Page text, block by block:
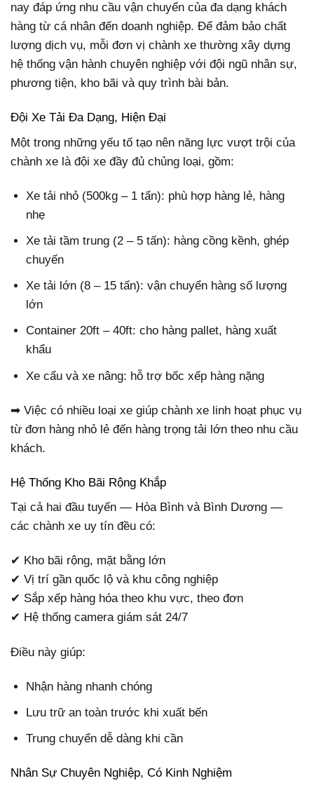
nay đáp ứng nhu cầu vận chuyển của đa dạng khách
hàng từ cá nhân đến doanh nghiệp. Để đảm bảo chất
lượng dịch vụ, mỗi đơn vị chành xe thường xây dựng
hệ thống vận hành chuyên nghiệp với đội ngũ nhân sự,
phương tiện, kho bãi và quy trình bài bản.
Đội Xe Tải Đa Dạng, Hiện Đại
Một trong những yếu tố tạo nên năng lực vượt trội của
chành xe là đội xe đầy đủ chủng loại, gồm:
Xe tải nhỏ (500kg – 1 tấn): phù hợp hàng lẻ, hàng
nhẹ
Xe tải tầm trung (2 – 5 tấn): hàng cồng kềnh, ghép
chuyến
Xe tải lớn (8 – 15 tấn): vận chuyển hàng số lượng
lớn
Container 20ft – 40ft: cho hàng pallet, hàng xuất
khẩu
Xe cẩu và xe nâng: hỗ trợ bốc xếp hàng nặng
➡ Việc có nhiều loại xe giúp chành xe linh hoạt phục vụ
từ đơn hàng nhỏ lẻ đến hàng trọng tải lớn theo nhu cầu
khách.
Hệ Thống Kho Bãi Rộng Khắp
Tại cả hai đầu tuyến — Hòa Bình và Bình Dương —
các chành xe uy tín đều có:
✔ Kho bãi rộng, mặt bằng lớn
✔ Vị trí gần quốc lộ và khu công nghiệp
✔ Sắp xếp hàng hóa theo khu vực, theo đơn
✔ Hệ thống camera giám sát 24/7
Điều này giúp:
Nhận hàng nhanh chóng
Lưu trữ an toàn trước khi xuất bến
Trung chuyển dễ dàng khi cần
Nhân Sự Chuyên Nghiệp, Có Kinh Nghiệm